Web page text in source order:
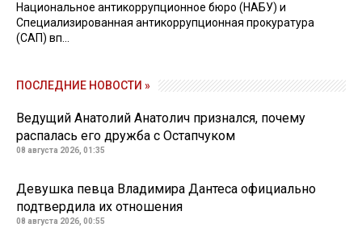
Национальное антикоррупционное бюро (НАБУ) и
Специализированная антикоррупционная прокуратура
(САП) вп...
ПОСЛЕДНИЕ НОВОСТИ »
Ведущий Анатолий Анатолич признался, почему
распалась его дружба с Остапчуком
08 августа 2026, 01:35
Девушка певца Владимира Дантеса официально
подтвердила их отношения
08 августа 2026, 00:55